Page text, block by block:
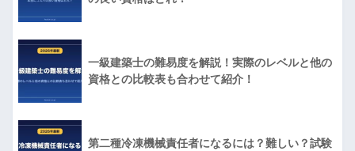
一級建築士の難易度を解説！実際のレベルと他の
資格との比較表も合わせて紹介！
第二種冷凍機械責任者になるには？難しい？試験